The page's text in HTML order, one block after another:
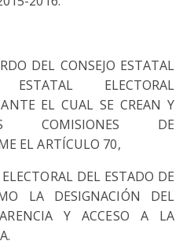
DEL CONSEJO ESTATAL
ELECTORAL
EL CUAL SE CREAN Y
COMISIONES DE
EL ARTÍCULO 70,
DEL ESTADO DE
LA DESIGNACIÓN DEL
Y ACCESO A LA